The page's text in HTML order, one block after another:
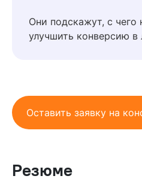
Они подскажут, с чего
улучшить конверсию в
Оставить заявку на
Резюме